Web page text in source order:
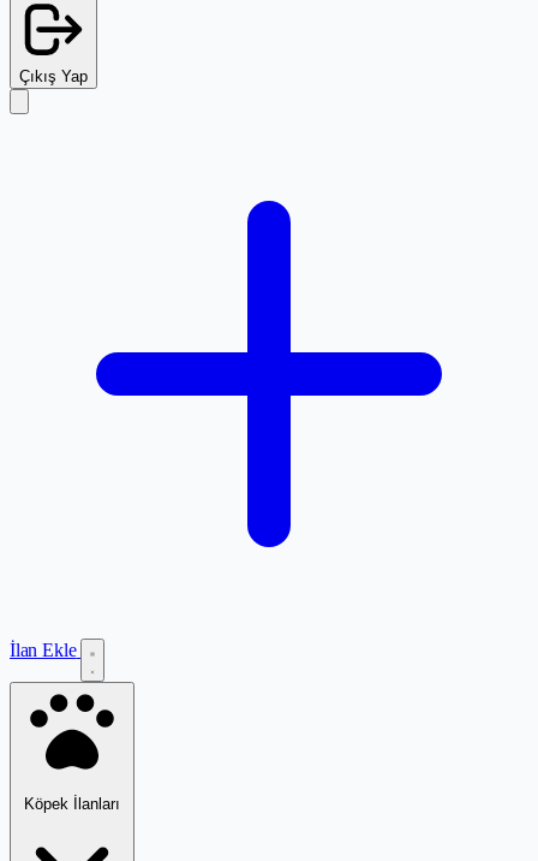
Çıkış Yap
İlan Ekle
Köpek İlanları